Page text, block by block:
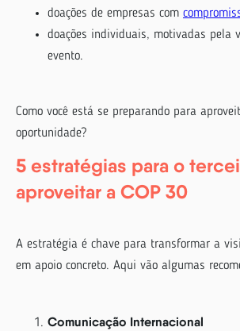
doações de empresas com
doações individuais, motivadas pela
evento.
Como você está se preparando para
oportunidade?
5 estratégias para o
aproveitar a COP 30
A estratégia é chave para transformar a
em apoio concreto. Aqui vão algumas
Comunicação Internacional